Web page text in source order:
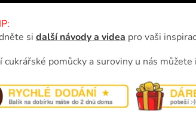
si další návody a videa pro vaši
cukrářské pomůcky a suroviny u nás můžete